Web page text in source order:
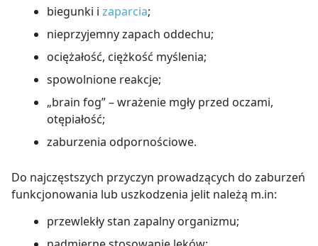
biegunki i zaparcia;
nieprzyjemny zapach oddechu;
ociężałość, ciężkość myślenia;
spowolnione reakcje;
„brain fog” – wrażenie mgły przed oczami,
otępiałość;
zaburzenia odpornościowe.
Do najczęstszych przyczyn prowadzących do zaburzeń
funkcjonowania lub uszkodzenia jelit należą m.in:
przewlekły stan zapalny organizmu;